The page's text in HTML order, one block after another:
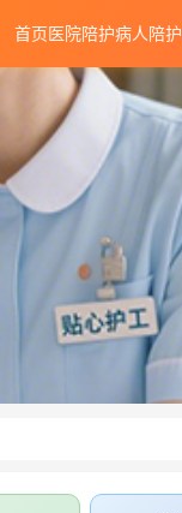
首页医院陪护病人陪护